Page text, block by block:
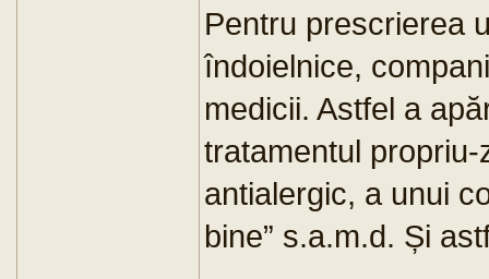
Pentru prescrierea
îndoielnice,
medicii. Astfel a
tratamentul propriu-
antialergic, a unui
bine” s.a.m.d. Și